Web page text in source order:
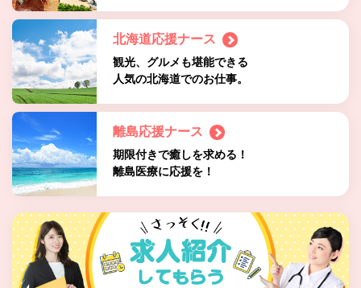
北海道応援ナース
観光、グルメも堪能できる
人気の北海道でのお仕事。
離島応援ナース
期限付きで癒しを求める！
離島医療に応援を！